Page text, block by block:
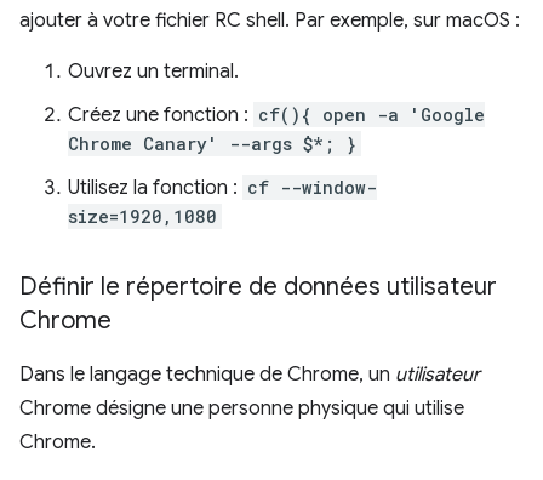
ajouter à votre fichier RC shell. Par exemple, sur macOS :
Ouvrez un terminal.
Créez une fonction : cf(){ open -a 'Google
Chrome Canary' --args $*; }
Utilisez la fonction : cf --window-
size=1920,1080
Définir le répertoire de données utilisateur
Chrome
Dans le langage technique de Chrome, un utilisateur
Chrome désigne une personne physique qui utilise
Chrome.